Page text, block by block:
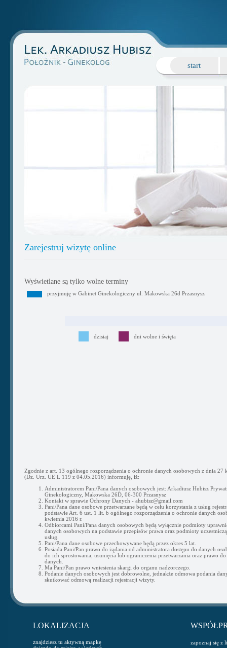
start
Zarejestruj wizytę online
Wyświetlane są tylko wolne terminy
przyjmuję w Gabinet Ginekologiczny ul. Makowska 26d Przasnysz
dzisiaj dni wolne i święta
Zgodnie z art. 13 ogólnego rozporządzenia o ochronie danych osobowych z dnia 27
(Dz. Urz. UE L 119 z 04.05.2016) informuję, iż:
Administratorem Pani/Pana danych osobowych jest: Arkadiusz Hubisz
Ginekologiczny, Makowska 26D, 06-300 Przasnysz
Kontakt w sprawie Ochrony Danych - ahubisz@gmail.com
Pani/Pana dane osobowe przetwarzane będą w celu korzystania z usług
podstawie Art. 6 ust. 1 lit. b ogólnego rozporządzenia o ochronie danych
kwietnia 2016 r.
Odbiorcami Pani/Pana danych osobowych będą wyłącznie podmioty
danych osobowych na podstawie przepisów prawa oraz podmioty
usług.
Pani/Pana dane osobowe przechowywane będą przez okres 5 lat.
Posiada Pani/Pan prawo do żądania od administratora dostępu do danych
do ich sprostowania, usunięcia lub ograniczenia przetwarzania oraz prawo do
danych.
Ma Pani/Pan prawo wniesienia skargi do organu nadzorczego.
Podanie danych osobowych jest dobrowolne, jednakże odmowa podania
skutkować odmową realizacji rejestracji wizyty.
LOKALIZACJA
znajdziesz tu aktywną mapkę
zapoznaj się z